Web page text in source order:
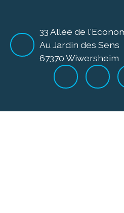
33 Allée de
Au Jardin des Sens
67370 Wiwersheim